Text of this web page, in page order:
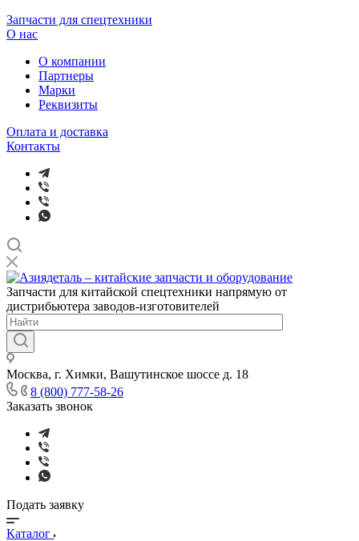
Запчасти для спецтехники
О нас
О компании
Партнеры
Марки
Реквизиты
Оплата и доставка
Контакты
Запчасти для китайской спецтехники напрямую от
дистрибьютера заводов-изготовителей
Москва, г. Химки, Вашутинское шоссе д. 18
8 (800) 777-58-26
Заказать звонок
Подать заявку
Каталог